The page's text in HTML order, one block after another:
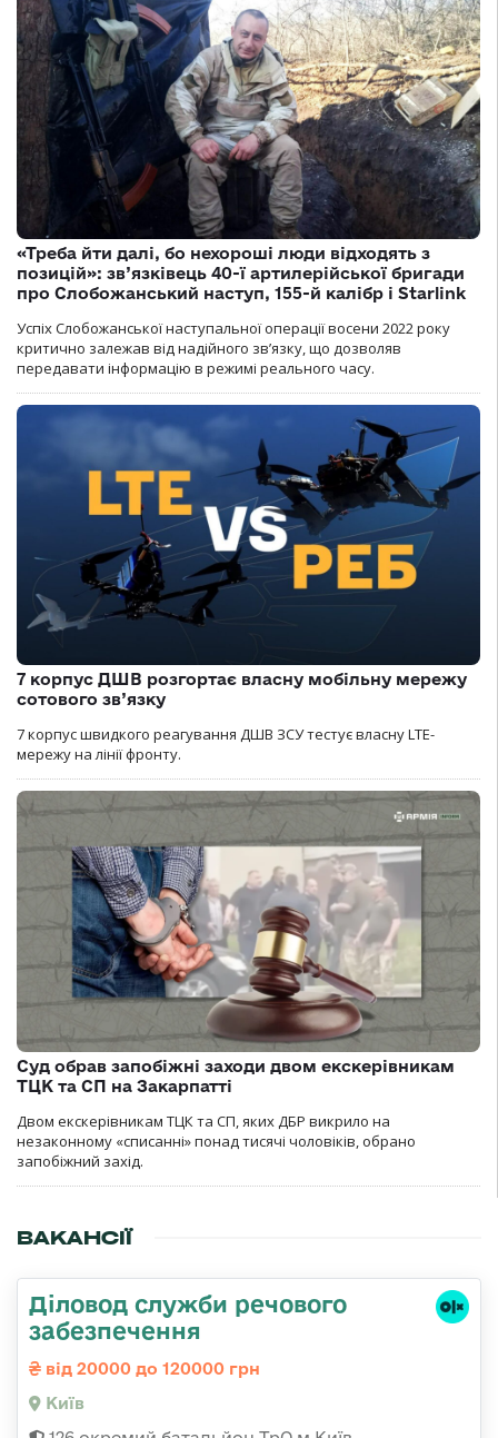
«Треба йти далі, бо нехороші люди відходять з
позицій»: зв’язківець 40-ї артилерійської бригади
про Слобожанський наступ, 155-й калібр і Starlink
Успіх Слобожанської наступальної операції восени 2022 року
критично залежав від надійного зв’язку, що дозволяв
передавати інформацію в режимі реального часу.
7 корпус ДШВ розгортає власну мобільну мережу
сотового зв’язку
7 корпус швидкого реагування ДШВ ЗСУ тестує власну LTE-
мережу на лінії фронту.
Суд обрав запобіжні заходи двом екскерівникам
ТЦК та СП на Закарпатті
Двом екскерівникам ТЦК та СП, яких ДБР викрило на
незаконному «списанні» понад тисячі чоловіків, обрано
запобіжний захід.
ВАКАНСІЇ
Діловод служби речового
забезпечення
від 20000 до 120000 грн
Київ